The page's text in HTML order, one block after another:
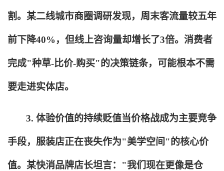
割。某二线城市商圈调研发现，周末客流量较五年
前下降40%，但线上咨询量却增长了3倍。消费者
完成"种草-比价-购买"的决策链条，可能根本不需
要走进实体店。
3. 体验价值的持续贬值当价格战成为主要竞争
手段，服装店正在丧失作为"美学空间"的核心价
值。某快消品牌店长坦言："我们现在更像是仓